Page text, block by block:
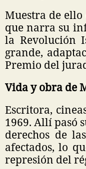
Muestra de ello
que narra su
la Revolución
grande,
Premio del
Vida y obra de
Escritora,
1969. Allí pasó
derechos de
afectados, lo
represión del